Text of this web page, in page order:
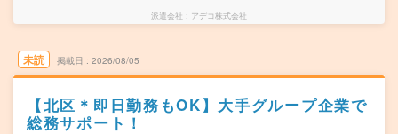
派遣会社 アデコ株式会社
未読 掲載日 2026/08/05
【北区＊即日勤務もOK】大手グループ企業で
総務サポート！